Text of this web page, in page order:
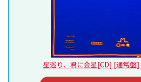
星巡り、君に金星[CD] [通常盤]